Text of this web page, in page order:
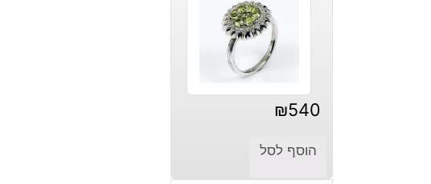
₪540
הוסף לסל